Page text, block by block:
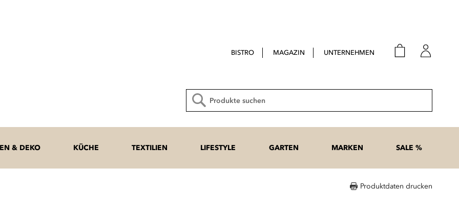
BISTRO MAGAZIN UNTERNEHMEN
Suche
& DEKO KÜCHE TEXTILIEN LIFESTYLE GARTEN MARKEN SALE %
Produktdaten drucken